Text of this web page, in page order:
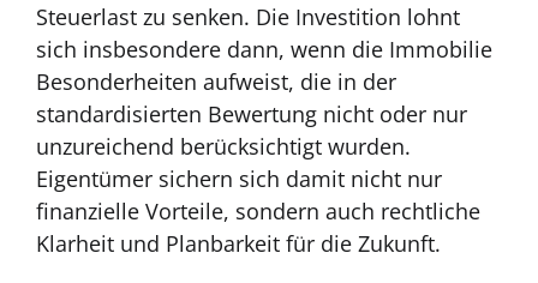
Steuerlast zu senken. Die Investition lohnt
sich insbesondere dann, wenn die Immobilie
Besonderheiten aufweist, die in der
standardisierten Bewertung nicht oder nur
unzureichend berücksichtigt wurden.
Eigentümer sichern sich damit nicht nur
finanzielle Vorteile, sondern auch rechtliche
Klarheit und Planbarkeit für die Zukunft.